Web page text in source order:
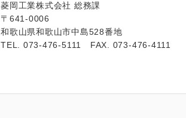
菱岡工業株式会社 総務課
〒641-0006
和歌山県和歌山市中島528番地
TEL. 073-476-5111 FAX. 073-476-4111